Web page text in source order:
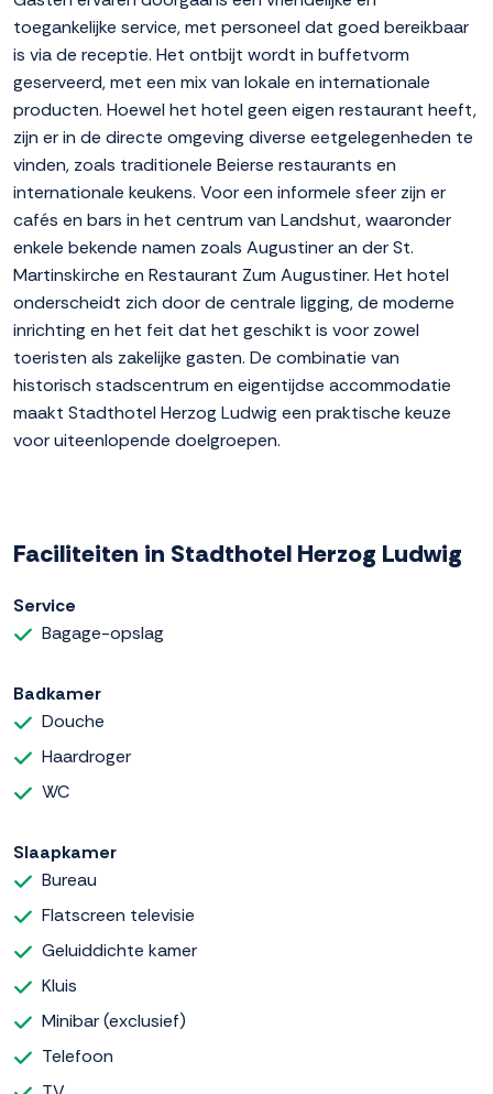
toegankelijke service, met personeel dat goed bereikbaar
is via de receptie. Het ontbijt wordt in buffetvorm
geserveerd, met een mix van lokale en internationale
producten. Hoewel het hotel geen eigen restaurant heeft,
zijn er in de directe omgeving diverse eetgelegenheden te
vinden, zoals traditionele Beierse restaurants en
internationale keukens. Voor een informele sfeer zijn er
cafés en bars in het centrum van Landshut, waaronder
enkele bekende namen zoals Augustiner an der St.
Martinskirche en Restaurant Zum Augustiner. Het hotel
onderscheidt zich door de centrale ligging, de moderne
inrichting en het feit dat het geschikt is voor zowel
toeristen als zakelijke gasten. De combinatie van
historisch stadscentrum en eigentijdse accommodatie
maakt Stadthotel Herzog Ludwig een praktische keuze
voor uiteenlopende doelgroepen.
Faciliteiten in Stadthotel Herzog Ludwig
Service
Bagage-opslag
Badkamer
Douche
Haardroger
WC
Slaapkamer
Bureau
Flatscreen televisie
Geluiddichte kamer
Kluis
Minibar (exclusief)
Telefoon